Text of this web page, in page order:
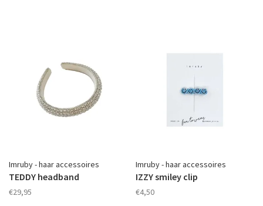
Imruby - haar accessoires
TEDDY headband
€29,95
Imruby - haar accessoires
IZZY smiley clip
€4,50